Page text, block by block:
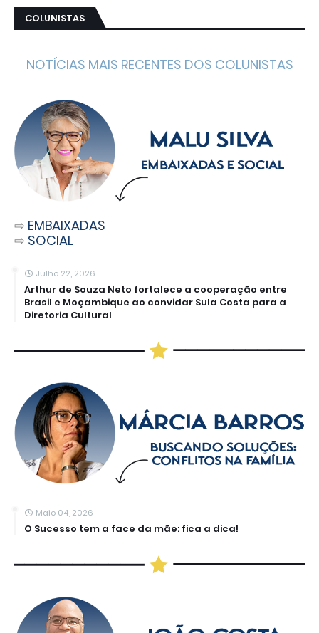
COLUNISTAS
NOTÍCIAS MAIS RECENTES DOS COLUNISTAS
⇨ EMBAIXADAS
⇨ SOCIAL
Julho 22, 2026
Arthur de Souza Neto fortalece a cooperação entre
Brasil e Moçambique ao convidar Sula Costa para a
Diretoria Cultural
Maio 04, 2026
O Sucesso tem a face da mãe: fica a dica!